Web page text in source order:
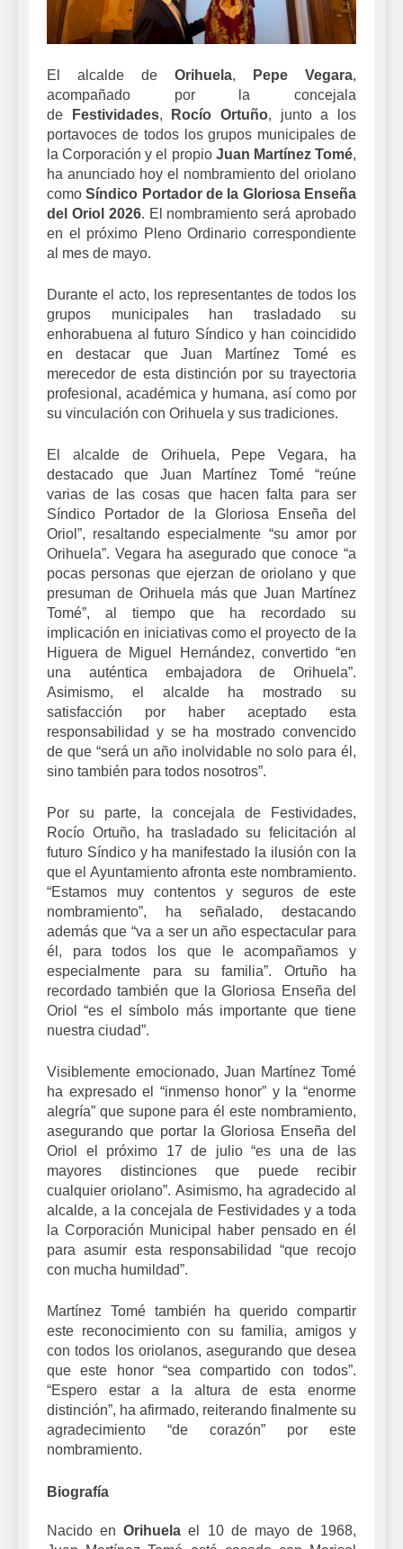
El alcalde de Orihuela, Pepe Vegara,
acompañado por la concejala
de
Festividades, Rocío Ortuño, junto a los
portavoces de todos los grupos municipales de
la Corporación y el propio Juan Martínez Tomé,
ha anunciado hoy el nombramiento del oriolano
comoSíndico Portador de la Gloriosa Enseña
del Oriol 2026. El nombramiento será aprobado
en el próximo Pleno Ordinario correspondiente
al mes de mayo.
Durante el acto, los representantes de todos los
grupos municipales han trasladado su
enhorabuena al futuro Síndico y han coincidido
en destacar que Juan Martínez Tomé es
merecedor de esta distinción por su trayectoria
profesional, académica y humana, así como por
su vinculación con Orihuela y sus tradiciones.
El alcalde de Orihuela, Pepe Vegara, ha
destacado que Juan Martínez Tomé “reúne
varias de las cosas que hacen falta para ser
Síndico Portador de la Gloriosa Enseña del
Oriol”, resaltando especialmente “su amor por
Orihuela”. Vegara ha asegurado que conoce “a
pocas personas que ejerzan de oriolano y que
presuman de Orihuela más que Juan Martínez
Tomé”, al tiempo que ha recordado su
implicación en iniciativas como el proyecto de la
Higuera de Miguel Hernández, convertido “en
una auténtica embajadora de Orihuela”.
Asimismo, el alcalde ha mostrado su
satisfacción por haber aceptado esta
responsabilidad y se ha mostrado convencido
de que “será un año inolvidable no solo para él,
sino también para todos nosotros”.
Por su parte, la concejala de Festividades,
Rocío Ortuño, ha trasladado su felicitación al
futuro Síndico y ha manifestado la ilusión con la
que el Ayuntamiento afronta este nombramiento.
“Estamos muy contentos y seguros de este
nombramiento”, ha señalado, destacando
además que “va a ser un año espectacular para
él, para todos los que le acompañamos y
especialmente para su familia”. Ortuño ha
recordado también que la Gloriosa Enseña del
Oriol “es el símbolo más importante que tiene
nuestra ciudad”.
Visiblemente emocionado, Juan Martínez Tomé
ha expresado el “inmenso honor” y la “enorme
alegría” que supone para él este nombramiento,
asegurando que portar la Gloriosa Enseña del
Oriol el próximo 17 de julio “es una de las
mayores distinciones que puede recibir
cualquier oriolano”. Asimismo, ha agradecido al
alcalde, a la concejala de Festividades y a toda
la Corporación Municipal haber pensado en él
para asumir esta responsabilidad “que recojo
con mucha humildad”.
Martínez Tomé también ha querido compartir
este reconocimiento con su familia, amigos y
con todos los oriolanos, asegurando que desea
que este honor “sea compartido con todos”.
“Espero estar a la altura de esta enorme
distinción”, ha afirmado, reiterando finalmente su
agradecimiento “de corazón” por este
nombramiento.
Biografía
Nacido enOrihuela el 10 de mayo de 1968,